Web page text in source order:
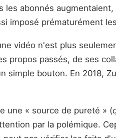
abonnés
imposé prématurément
vidéo n'est plus
propos passés, de ses
simple bouton. En 2018,
une « source de pureté » (
par la polémique.